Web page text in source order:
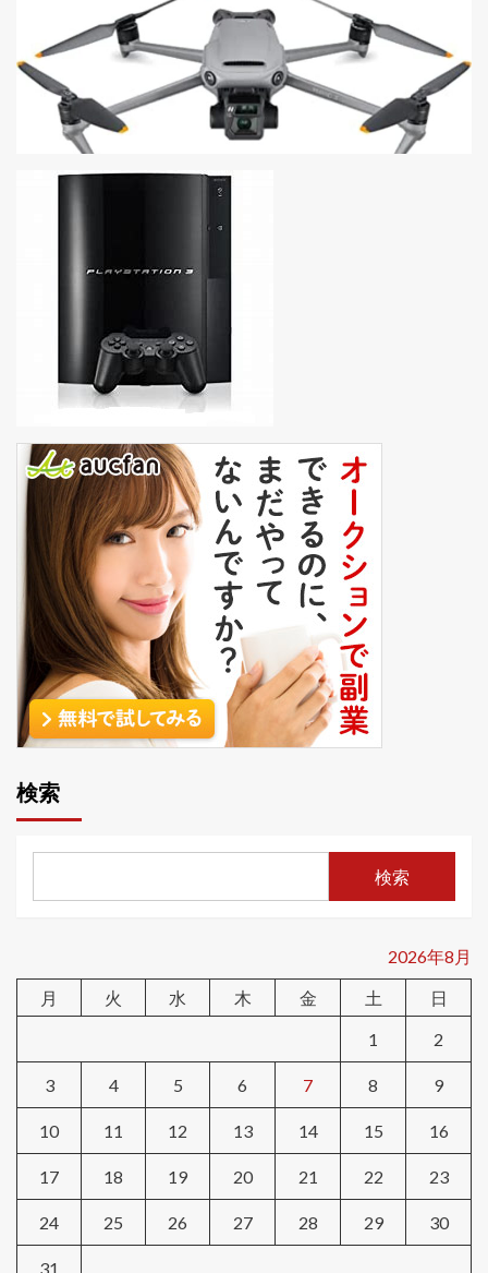
検索
検索
2026年8月
月
火 水 木 金 土
日
1
2
3 4 5 6 7 8 9
10 11 12 13 14 15 16
17 18 19 20 21 22 23
24 25 26 27 28 29 30
31